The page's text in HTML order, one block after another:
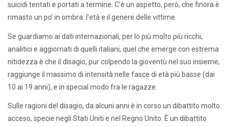
suicidi tentati e portati a termine. C’è un aspetto, però, che finora è
rimasto un po’ in ombra: l’età e il genere delle vittime.
Se guardiamo ai dati internazionali, per lo più molto più ricchi,
analitici e aggiornati di quelli italiani, quel che emerge con estrema
nitidezza è che il disagio, pur colpendo la gioventù nel suo insieme,
raggiunge il massimo di intensità nelle fasce di età più basse (dai
10 ai 19 anni), e in special modo fra le ragazze.
Sulle ragioni del disagio, da alcuni anni è in corso un dibattito molto
acceso, specie negli Stati Uniti e nel Regno Unito. È un dibattito